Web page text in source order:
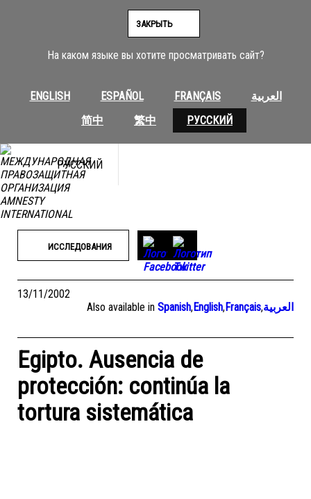
На каком языке вы хотите просматривать сайт?
ENGLISH ESPAÑOL FRANÇAIS
العربية
简中
繁中 РУССКИЙ
ЗАКРЫТЬ
РУССКИЙ
ИССЛЕДОВАНИЯ
13/11/2002
Also available in Spanish,English,Français,العربية
Egipto. Ausencia de
protección: continúa la
tortura sistemática